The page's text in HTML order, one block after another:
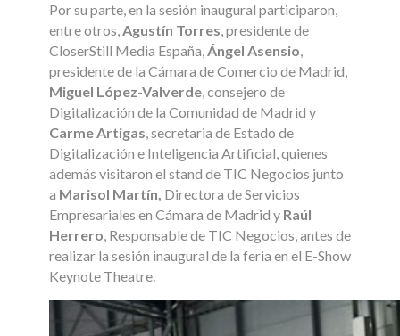
Por su parte, en la sesión inaugural participaron,
entre otros,Agustín Torres, presidente de
CloserStill Media España,Ángel Asensio,
presidente de la Cámara de Comercio de Madrid,
Miguel López-Valverde, consejero de
Digitalización de la Comunidad de Madrid y
Carme Artigas, secretaria de Estado de
Digitalización e Inteligencia Artificial, quienes
además visitaron el stand de TIC Negocios junto
a Marisol Martín, Directora de Servicios
Empresariales en Cámara de Madrid y Raúl
Herrero, Responsable de TIC Negocios, antes de
realizar la sesión inaugural de la feria en el E-Show
Keynote Theatre.